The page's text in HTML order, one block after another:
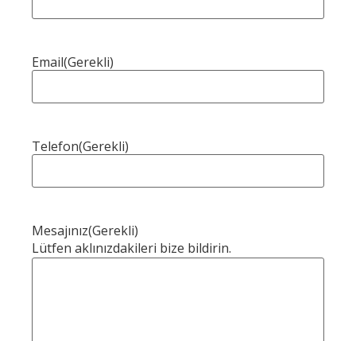
Email(Gerekli)
Telefon(Gerekli)
Mesajınız(Gerekli)
Lütfen aklınızdakileri bize bildirin.